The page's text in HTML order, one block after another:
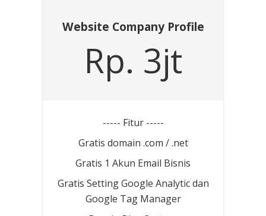
Website Company Profile
Rp. 3jt
----- Fitur -----
Gratis domain .com / .net
Gratis 1 Akun Email Bisnis
Gratis Setting Google Analytic dan
Google Tag Manager